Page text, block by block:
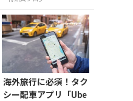
海外旅行に必須！タク
シー配車アプリ「Ube